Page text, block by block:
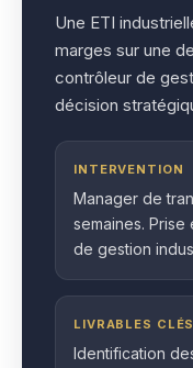
Une ETI
marges sur une
contrôleur de
décision
INTERVENTION
Manager de
semaines. Prise
de gestion
LIVRABLES CLÉS
Identification